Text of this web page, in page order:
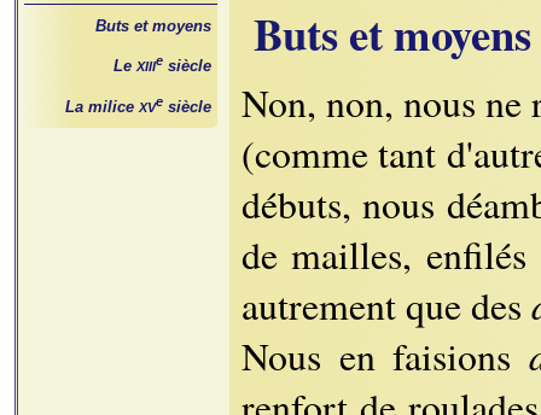
Buts et moyens
LeXIIIe siècle
La milice XVe siècle
Buts et moyens
Non, non, nous ne
(comme tant
débuts, nous
de mailles,
autrement que des
Nous en faisions